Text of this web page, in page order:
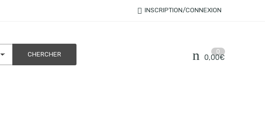
INSCRIPTION/CONNEXION
0
0,00€